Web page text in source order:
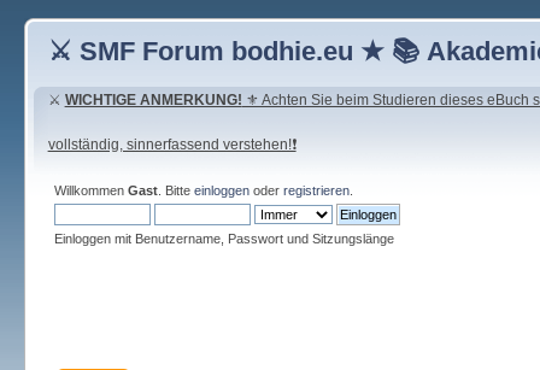
⚔ SMF Forum bodhie.eu ★ 📚
⚔ WICHTIGE ANMERKUNG! ⚜ Achten Sie beim Studieren dieses eBuch
vollständig, sinnerfassend verstehen!❗
Willkommen Gast. Bitte einloggenoder registrieren.
Einloggen mit Benutzername, Passwort und Sitzungslänge